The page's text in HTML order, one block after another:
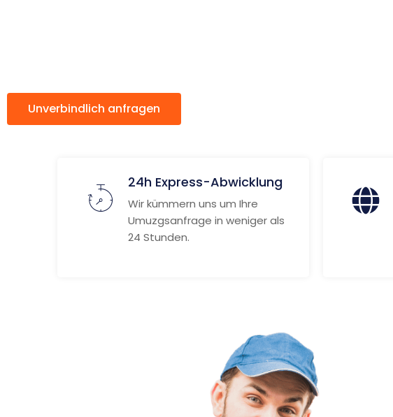
Unverbindlich anfragen
24h Express-Abwicklung
Wir kümmern uns um Ihre
Umuzgsanfrage in weniger als
24 Stunden.